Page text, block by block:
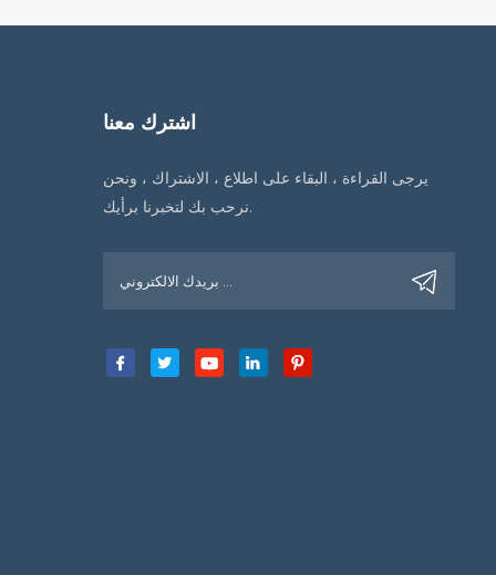
اشترك معنا
يرجى القراءة ، البقاء على اطلاع ، الاشتراك ، ونحن
نرحب بك لتخبرنا برأيك.